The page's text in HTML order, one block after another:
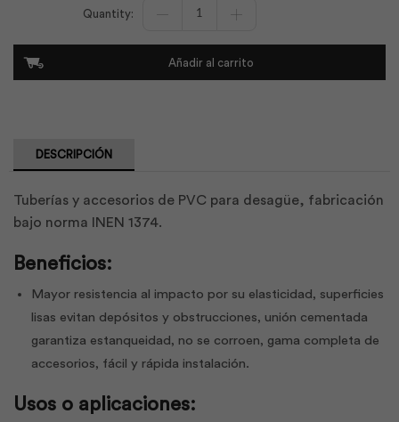
Añadir al carrito
DESCRIPCIÓN
Tuberías y accesorios de PVC para desagüe, fabricación
bajo norma INEN 1374.
Beneficios:
Mayor resistencia al impacto por su elasticidad, superficies
lisas evitan depósitos y obstrucciones, unión cementada
garantiza estanqueidad, no se corroen, gama completa de
accesorios, fácil y rápida instalación.
Usos o aplicaciones: